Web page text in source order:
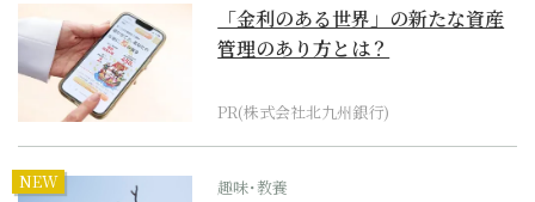
「金利のある世界」の新たな資産
管理のあり方とは？
PR(株式会社北九州銀行)
NEW 趣味･教養